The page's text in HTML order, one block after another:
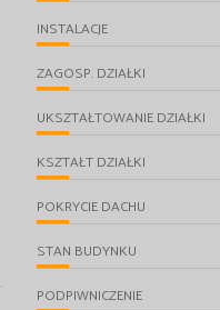
INSTALACJE
ZAGOSP. DZIAŁKI
UKSZTAŁTOWANIE DZIAŁKI
KSZTAŁT DZIAŁKI
POKRYCIE DACHU
STAN BUDYNKU
PODPIWNICZENIE